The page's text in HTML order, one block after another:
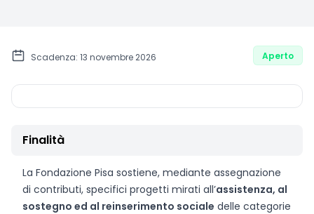
Scadenza: 13 novembre 2026 Aperto
Finalità
La Fondazione Pisa sostiene, mediante assegnazione
di contributi, specifici progetti mirati all’assistenza, al
sostegno ed al reinserimento sociale delle categorie